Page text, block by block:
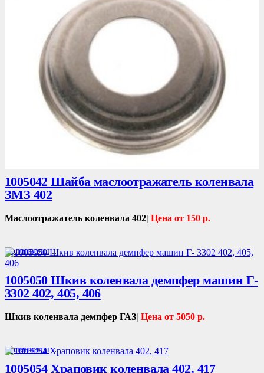
1005042 Шайба маслоотражатель коленвала
ЗМЗ 402
Маслоотражатель коленвала 402| Цена от 150 р.
Коленвалы...
1005050 Шкив коленвала демпфер машин Г-
3302 402, 405, 406
Шкив коленвала демпфер ГАЗ| Цена от 5050 р.
Коленвалы...
1005054 Храповик коленвала 402, 417